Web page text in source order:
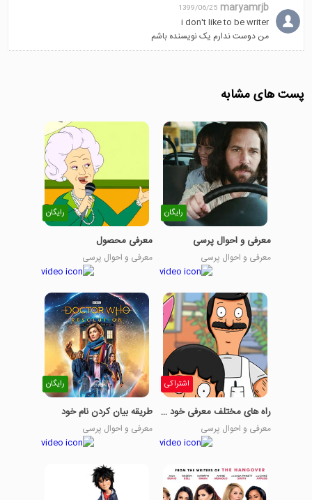
maryamrjb
1399/06/25
i don't like to be writer
من دوست ندارم یک نویسنده باشم
پست های مشابه
رایگان
معرفی و احوال پرسی
معرفی و احوال پرسی
رایگان
معرفی محصول
معرفی و احوال پرسی
اشتراکی
راه های مختلف معرفی خود و دیگران
معرفی و احوال پرسی
رایگان
طریقه بیان کردن نام خود
معرفی و احوال پرسی